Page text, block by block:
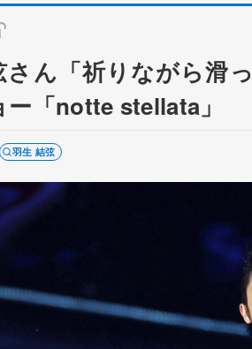
さん「祈りながら滑
「notte stellata」
羽生 結弦